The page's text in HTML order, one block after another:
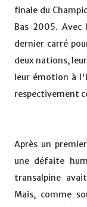
finale du
Bas 2005.
dernier carré
deux nations,
leur émotion à
respectivement
Après un
une défaite
transalpine
Mais, comme